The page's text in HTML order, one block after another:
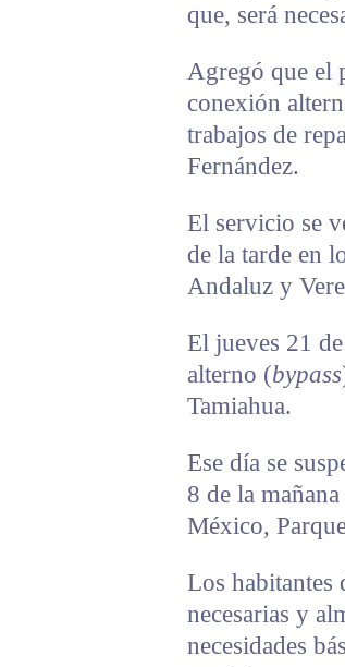
que, será
Agregó que el
conexión
trabajos de
Fernández.
El servicio se
de la tarde en
Andaluz y
El jueves 21
alterno (bypass
Tamiahua.
Ese día se
8 de la
México,
Los habitantes
necesarias y
necesidades